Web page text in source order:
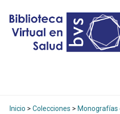
Inicio > Colecciones > Monografías